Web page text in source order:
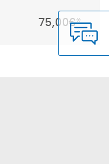
75,00€*